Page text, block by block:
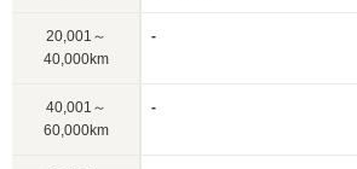
20,001～
40,000km
-
40,001～
60,000km
-